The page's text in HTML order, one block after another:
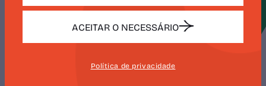
ACEITAR O NECESSÁRIO
Política de privacidade